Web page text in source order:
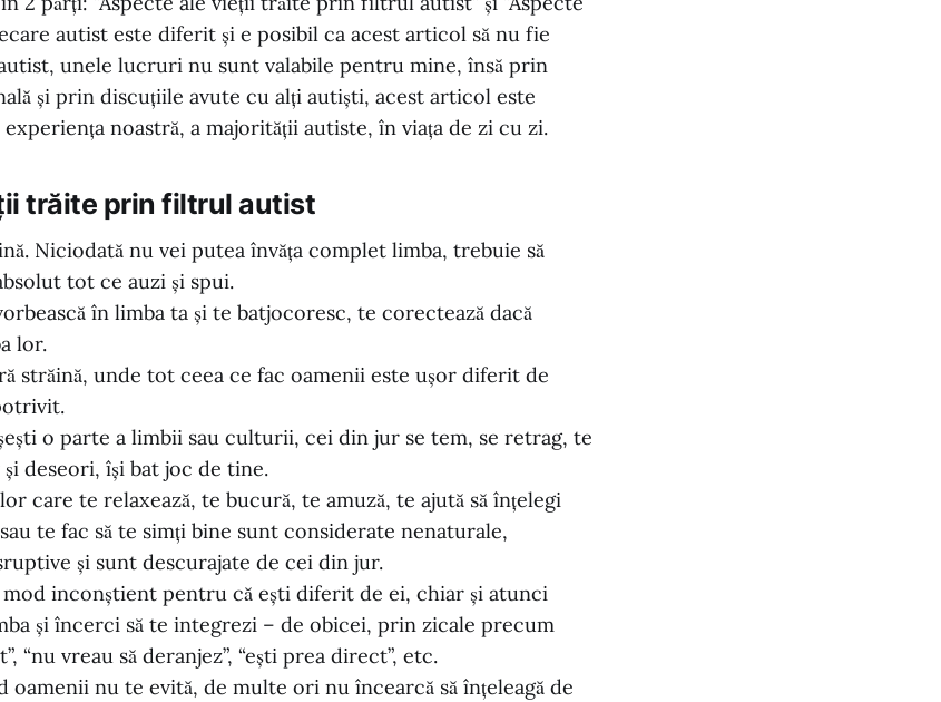
autist este diferit și e posibil ca acest articol să nu fie
unele lucruri nu sunt valabile pentru mine, însă prin
și prin discuțiile avute cu alți autiști, acest articol este
noastră, a majorității autiste, în viața de zi cu zi.
trăite prin filtrul autist
Niciodată nu vei putea învăța complet limba, trebuie să
tot ce auzi și spui.
în limba ta și te batjocoresc, te corectează dacă
lor.
străină, unde tot ceea ce fac oamenii este ușor diferit de
o parte a limbii sau culturii, cei din jur se tem, se retrag, te
deseori, își bat joc de tine.
care te relaxează, te bucură, te amuză, te ajută să înțelegi
te fac să te simți bine sunt considerate nenaturale,
și sunt descurajate de cei din jur.
inconștient pentru că ești diferit de ei, chiar și atunci
și încerci să te integrezi – de obicei, prin zicale precum
“nu vreau să deranjez”, “ești prea direct”, etc.
oamenii nu te evită, de multe ori nu încearcă să înțeleagă de